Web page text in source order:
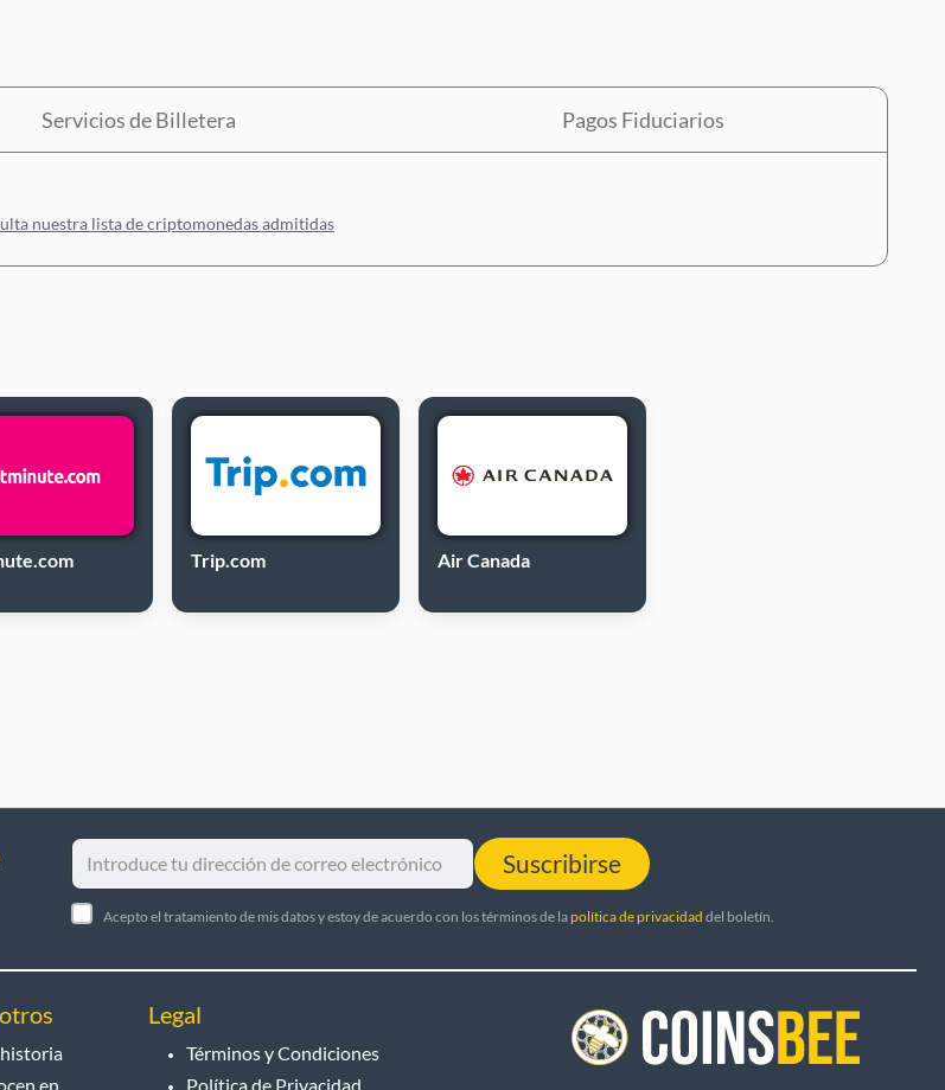
Servicios de Billetera Pagos Fiduciarios
nuestra lista de criptomonedas admitidas
Trip.com Air Canada
Suscribirse
Acepto el tratamiento de mis datos y estoy de acuerdo con los términos de lapolítica de privacidad del boletín.
en
Legal
Términos y Condiciones
Política de Privacidad